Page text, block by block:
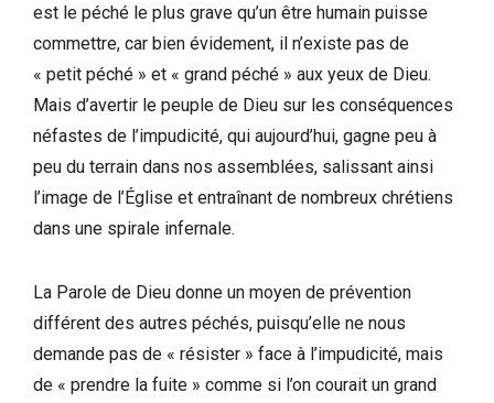
est le péché le plus grave qu’un être humain puisse
commettre, car bien évidement, il n’existe pas de
« petit péché » et « grand péché » aux yeux de Dieu.
Mais d’avertir le peuple de Dieu sur les conséquences
néfastes de l’impudicité, qui aujourd’hui, gagne peu à
peu du terrain dans nos assemblées, salissant ainsi
l’image de l’Église et entraînant de nombreux chrétiens
dans une spirale infernale.
La Parole de Dieu donne un moyen de prévention
différent des autres péchés, puisqu’elle ne nous
demande pas de « résister » face à l’impudicité, mais
de « prendre la fuite » comme si l’on courait un grand